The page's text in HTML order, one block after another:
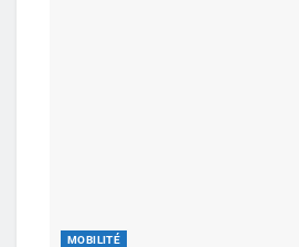
MOBILITÉ